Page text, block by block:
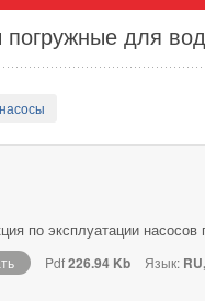
для
по эксплуатации
Pdf226.94 Kb Язык: